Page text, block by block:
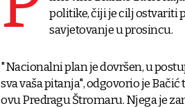
politike, čiji je cilj ostvariti
savjetovanje u prosincu.
"Nacionalni plan je dovršen, u
sva vaša pitanja", odgovorio je
ovu Predragu Štromaru. Njega je